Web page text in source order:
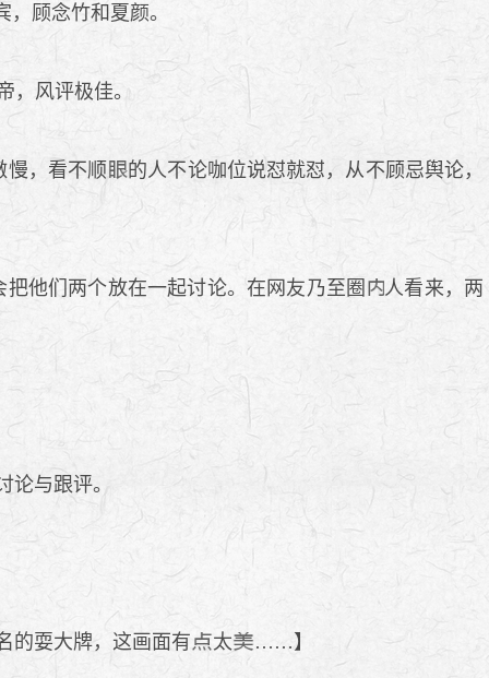
顾念竹和夏颜。
，风评极佳。
慢，看不顺 的人不论咖位说怼就怼，从不顾忌舆论，
他们两个放在一起讨论。在网友乃至圈 人看来，两
论与跟评。
的耍大牌，这画面有 太 ……】